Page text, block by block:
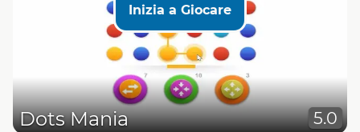
Inizia a Giocare
Dots Mania 5.0